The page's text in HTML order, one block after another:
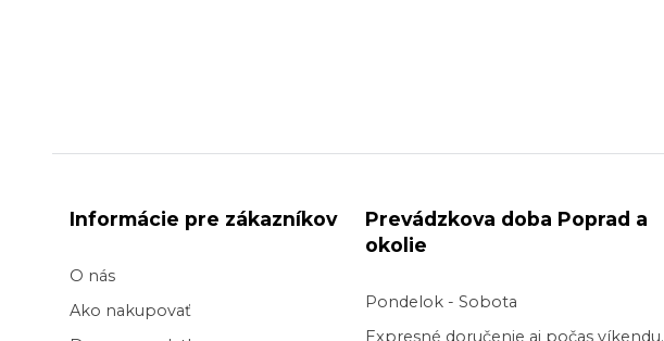
Informácie pre zákazníkov
O nás
Ako nakupovať
Prevádzkova doba Poprad a
okolie
Pondelok - Sobota
Expresné doručenie aj počas víkendu.